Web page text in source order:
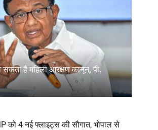
है महिला आरक्षण कानून, पी.
को 4 नई फ्लाइट्स की सौगात, भोपाल से